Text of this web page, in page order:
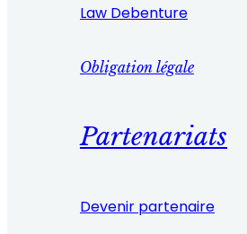
Law Debenture
Obligation légale
Partenariats
Devenir partenaire